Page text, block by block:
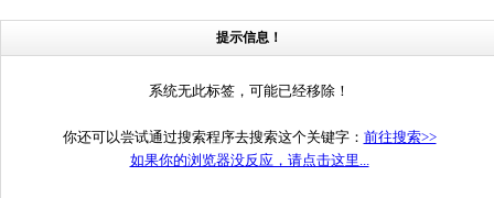
提示信息！
系统无此标签，可能已经移除！
你还可以尝试通过搜索程序去搜索这个关键字： 前往搜索>>
如果你的浏览器没反应，请点击这里...